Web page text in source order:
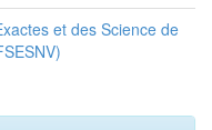
et des Science de